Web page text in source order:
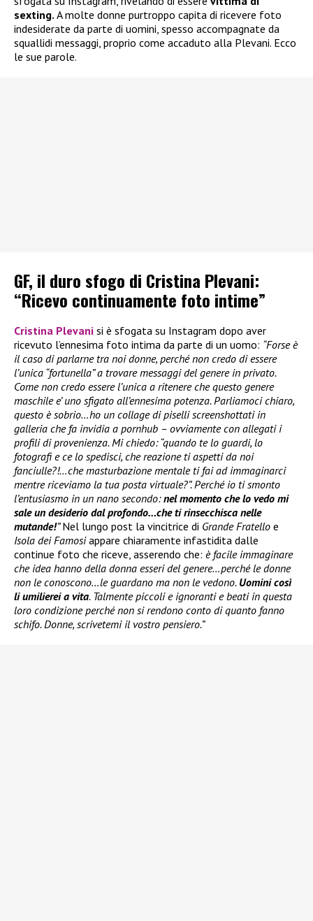
sexting. A molte donne purtroppo capita di ricevere foto
indesiderate da parte di uomini, spesso accompagnate da
squallidi messaggi, proprio come accaduto alla Plevani. Ecco
le sue parole.
GF, il duro sfogo di Cristina Plevani:
“Ricevo continuamente foto intime”
Cristina Plevani si è sfogata su Instagram dopo aver
ricevuto l’ennesima foto intima da parte di un uomo: “Forse è
il caso di parlarne tra noi donne, perché non credo di essere
l’unica “fortunella” a trovare messaggi del genere in privato.
Come non credo essere l’unica a ritenere che questo genere
maschile e’ uno sfigato all’ennesima potenza. Parliamoci chiaro,
questo è sobrio…ho un collage di piselli screenshottati in
galleria che fa invidia a pornhub – ovviamente con allegati i
profili di provenienza. Mi chiedo: “quando te lo guardi, lo
fotografi e ce lo spedisci, che reazione ti aspetti da noi
fanciulle?!…che masturbazione mentale ti fai ad immaginarci
mentre riceviamo la tua posta virtuale?”. Perché io ti smonto
l’entusiasmo in un nano secondo:nel momento che lo vedo mi
sale un desiderio dal profondo…che ti rinsecchisca nelle
mutande!”Nel lungo post la vincitrice di Grande Fratello e
Isola dei Famosiappare chiaramente infastidita dalle
continue foto che riceve, asserendo che: è facile immaginare
che idea hanno della donna esseri del genere…perché le donne
non le conoscono…le guardano ma non le vedono. Uomini così
li umilierei a vita. Talmente piccoli e ignoranti e beati in questa
loro condizione perché non si rendono conto di quanto fanno
schifo. Donne, scrivetemi il vostro pensiero.”